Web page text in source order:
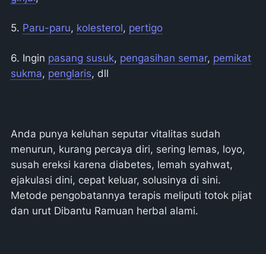
5. Paru-paru, kolesterol, pertigo
6. Ingin pasang susuk, pengasihan semar, pemikat
sukma, penglaris, dll
Anda punya keluhan seputar vitalitas sudah
menurun, kurang percaya diri, sering lemas, loyo,
susah ereksi karena diabetes, lemah syahwat,
ejakulasi dini, cepat keluar, solusinya di sini.
Metode pengobatannya terapis meliputi totok pijat
dan urut Dibantu Ramuan herbal alami.